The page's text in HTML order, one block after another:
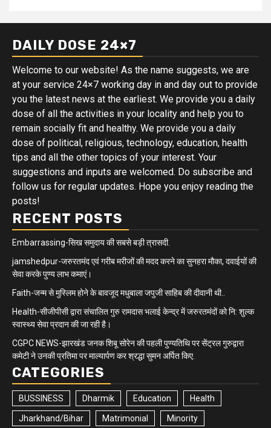
DAILY DOSE 24×7
Welcome to our website! As the name suggests, we are
at your service 24×7 working day in and day out to provide
you the latest news at the earliest. We provide you a daily
dose of all the activities in your locality and help you to
remain socially fit and healthy. We provide you a daily
dose of political, religious, technology, education, health
tips and all the other topics of your interest. Your
suggestions and inputs are welcomed. Do subscribe and
follow us for regular updates. Hope you enjoy reading the
posts!
RECENT POSTS
Embarrassing-सिख समुदाय की सबसे बड़ी त्रासदी.
jamshedpur-जरुरतमंद एवं गरीब मरीजों की मदद करने का सुनहरा मौका, दवाईयों की
सेवा करके पुण्य लाभ कमाएं।
Faith-जन्म से मुस्लिम होने के बावजूद मधुबाला जपुजी साहिब की दीवानी थी..
Health-सीजीपीसी द्वारा संचालित गुरु रामदास भलाई केन्द्र में जरुरतमंदों को नि: शुल्क
स्वास्थ्य सेवा प्रदान की जा रही है।
CGPC NEWS-झारखंड जनक शिबू सोरेन की पहली पुण्यतिथि पर सेंट्रल गुरुद्वारा
कमेटी ने उनकी प्रतिमा पर माल्यार्पण कर श्रद्धा सुमन अर्पित किए.
CATEGORIES
BUSSINESS Dharmik Education Health
Jharkhand/Bihar Matrimonial Minority